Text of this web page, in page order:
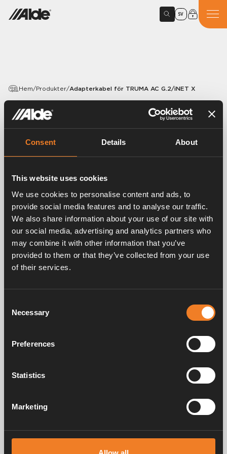
Consent Details About
This website uses cookies
We use cookies to personalise content and ads, to
provide social media features and to analyse our traffic.
We also share information about your use of our site with
our social media, advertising and analytics partners who
may combine it with other information that you’ve
provided to them or that they’ve collected from your use
of their services.
Selection
Necessary
Preferences
Statistics
Marketing
SV
Hem/Produkter/Adapterkabel för TRUMA AC G.2/iNET X
PRODUKTER
Adapterkabel för TRUMA
AC G.2/iNET X
Artikelnummer:3030150
Längd 0,5 m.
Frågor & svar
Manualer & dokument